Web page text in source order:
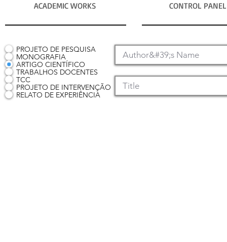
PROJETO DE PESQUISA
MONOGRAFIA
ARTIGO CIENTÍFICO
TRABALHOS DOCENTES
TCC
PROJETO DE INTERVENÇÃO
RELATO DE EXPERIÊNCIA
ACADEMIC WORKS CONTROL PANEL